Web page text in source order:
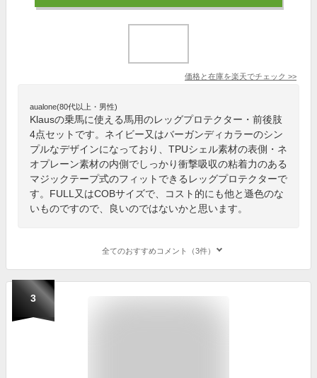
価格と在庫を楽天でチェック >>
aualone(80代以上・男性)
Klausの乗馬に使える馬用のレッグプロテクター・前後肢
4点セットです。ネイビー又はバーガンディカラーのシン
プルなデザインになっており、TPUシェル素材の表側・ネ
オプレーン素材の内側でしっかり衝撃吸収の粘着力のある
マジックテープ式のフィットできるレッグプロテクターで
す。FULL又はCOBサイズで、コスト的にも他と遜色のな
いものですので、良いのではないかと思います。
全てのおすすめコメント（3件）
3